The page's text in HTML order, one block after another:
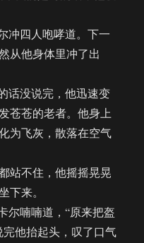
四人咆哮道。下一
从他身体里冲了出
没说完，他迅速变
苍苍的老者。他身上
为飞灰，散落在空气
不住，他摇摇晃晃
下来。
喃道，“原来把盔
他抬起头，叹了口气